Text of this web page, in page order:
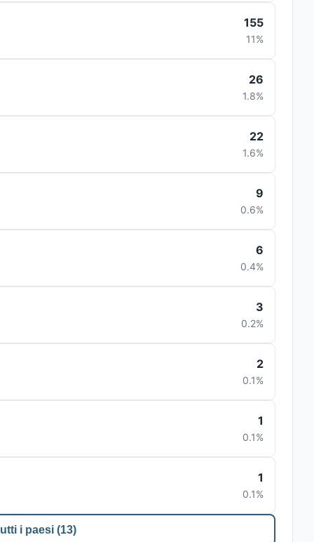
155
11%
26
1.8%
22
1.6%
9
0.6%
6
0.4%
3
0.2%
2
0.1%
1
0.1%
1
0.1%
i paesi (13)